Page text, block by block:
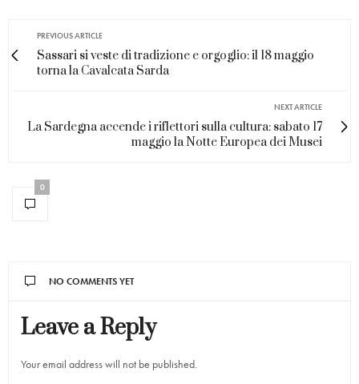
PREVIOUS ARTICLE
Sassari si veste di tradizione e orgoglio: il 18 maggio
torna la Cavalcata Sarda
NEXT ARTICLE
La Sardegna accende i riflettori sulla cultura: sabato 17
maggio la Notte Europea dei Musei
0
NO COMMENTS YET
Leave a Reply
Your email address will not be published.